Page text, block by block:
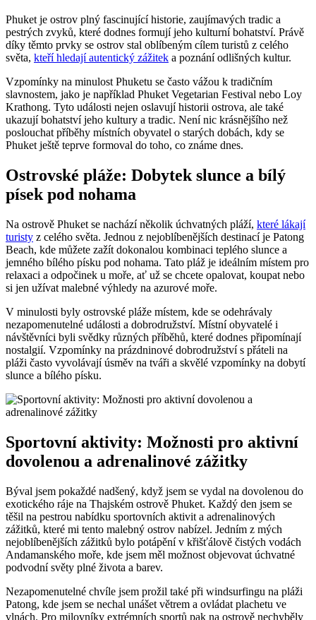
Phuket ⁢je ostrov plný fascinující⁣ historie, zaujímavých tradic a
pestrých zvyků, které dodnes⁣ formují jeho kulturní bohatství. Právě
‍díky ⁢těmto prvky se ostrov stal oblíbeným cílem turistů⁢ z celého
světa, kteří hledají autentický zážitek a poznání odlišných kultur.
Vzpomínky na minulost Phuketu se často vážou k tradičním
slavnostem, jako je například Phuket Vegetarian Festival nebo Loy⁣
Krathong. Tyto události nejen oslavují historii ostrova, ale ⁤také
ukazují bohatství jeho kultury a tradic. Není nic krásnějšího než
poslouchat příběhy místních obyvatel o starých‌ dobách, kdy se
Phuket ještě teprve formoval do toho, co známe dnes.
Ostrovské pláže: Dobytek slunce a bílý
písek ‌pod nohama
Na ostrově Phuket se nachází několik úchvatných pláží, které lákají
turisty z celého světa. Jednou z nejoblíbenějších⁢ destinací je Patong
Beach, kde ‍můžete zažít dokonalou ​kombinaci teplého slunce a
jemného bílého písku pod nohama. ⁢Tato pláž je ideálním místem pro
relaxaci a odpočinek u moře, ať už se chcete opalovat, koupat nebo
si jen užívat‍ malebné výhledy na azurové moře.
V minulosti byly ⁤ostrovské pláže místem, kde se odehrávaly
‌nezapomenutelné události a dobrodružství. Místní obyvatelé i
návštěvníci byli svědky různých příběhů, které dodnes připomínají
nostalgií. Vzpomínky na prázdninové ​dobrodružství‍ s přáteli na
⁤pláži často vyvolávají úsměv‍ na tváři a skvělé​ vzpomínky na dobytí
slunce a bílého písku.
Sportovní aktivity: Možnosti pro aktivní⁤
dovolenou a adrenalinové zážitky
Býval jsem pokaždé nadšený,⁣ když jsem ‌se vydal na dovolenou do
⁤exotického ráje na Thajském ostrově Phuket. Každý den jsem se
těšil‍ na‍ pestrou nabídku sportovních aktivit a adrenalinových
⁢zážitků, které mi tento malebný ⁤ostrov nabízel. Jedním z mých
nejoblíbenějších zážitků ‌bylo potápění v‍ křišťálově čistých vodách
Andamanského moře, kde jsem měl možnost objevovat ⁤úchvatné
podvodní světy plné života a barev.
Nezapomenutelné ‍chvíle jsem prožil ⁤také při windsurfingu na pláži
Patong, kde jsem ⁢se nechal unášet větrem a ovládat plachetu ve
vlnách. Pro‌ milovníky extrémních sportů pak na ostrově nechyběly